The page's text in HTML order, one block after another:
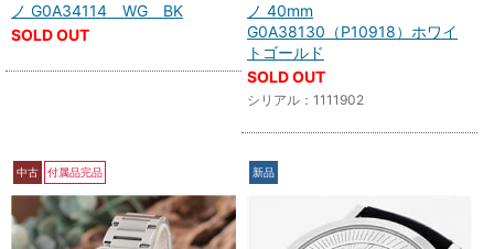
ノ G0A34114 WG BK
SOLD OUT
ノ 40mm
G0A38130（P10918）ホワイ
トゴールド
SOLD OUT
シリアル：1111902
中古 付属品完品 新品